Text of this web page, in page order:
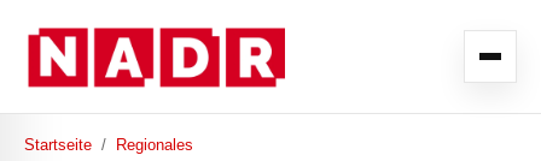
Startseite / Regionales